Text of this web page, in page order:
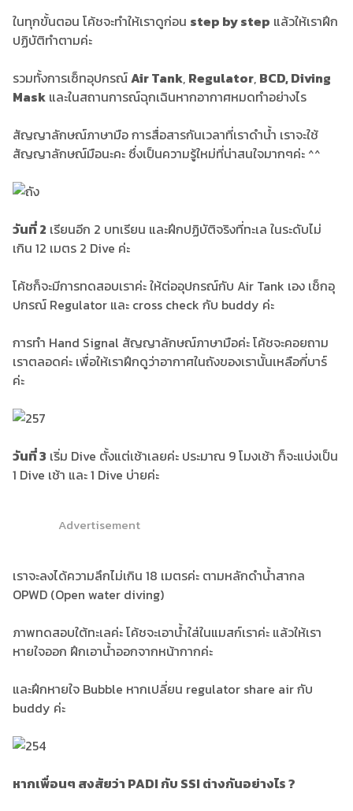
ในทุกขั้นตอน โค้ชจะทำให้เราดูก่อน step by step แล้วให้เราฝึก
ปฏิบัติทำตามค่ะ
รวมทั้งการเซ็ทอุปกรณ์Air Tank, Regulator, BCD, Diving
Mask และในสถานการณ์ฉุกเฉินหากอากาศหมดทำอย่างไร
สัญญาลักษณ์ภาษามือ การสื่อสารกันเวลาที่เราดำน้ำ เราจะใช้
สัญญาลักษณ์มือนะคะ ซึ่งเป็นความรู้ใหม่ที่น่าสนใจมากๆค่ะ ^^
วันที่ 2 เรียนอีก 2 บทเรียน และฝึกปฏิบัติจริงที่ทะเล ในระดับไม่
เกิน 12 เมตร 2 Dive ค่ะ
โค้ชก็จะมีการทดสอบเราค่ะ ให้ต่ออุปกรณ์กับ Air Tank เอง เช็กอุ
ปกรณ์ Regulator และ cross check กับ buddy ค่ะ
การทำ Hand Signal สัญญาลักษณ์ภาษามือค่ะ โค้ชจะคอยถาม
เราตลอดค่ะ เพื่อให้เราฝึกดูว่าอากาศในถังของเรานั้นเหลือกี่บาร์
ค่ะ
วันที่ 3 เริ่ม Dive ตั้งแต่เช้าเลยค่ะ ประมาณ 9 โมงเช้า ก็จะแบ่งเป็น
1 Dive เช้า และ 1 Dive บ่ายค่ะ
Advertisement
เราจะลงได้ความลึกไม่เกิน 18 เมตรค่ะ ตามหลักดำน้ำสากล
OPWD (Open water diving)
ภาพทดสอบใต้ทะเลค่ะ โค้ชจะเอาน้ำใส่ในแมสก์เราค่ะ แล้วให้เรา
หายใจออก ฝึกเอาน้ำออกจากหน้ากากค่ะ
และฝึกหายใจ Bubble หากเปลี่ยน regulator share air กับ
buddy ค่ะ
หากเพื่อนๆ สงสัยว่า PADI กับ SSI ต่างกันอย่างไร ?